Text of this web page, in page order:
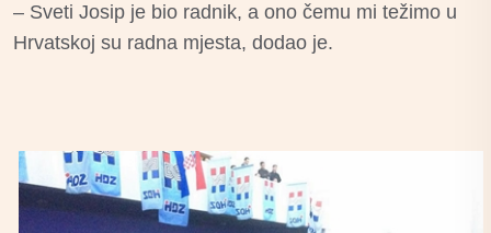
– Sveti Josip je bio radnik, a ono čemu mi težimo u
Hrvatskoj su radna mjesta, dodao je.